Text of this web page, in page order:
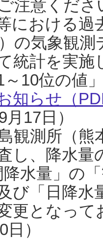
注意くだ
における過
）の気象観
統計を実
～10位の値
知らせ（
17日）
観測所（熊
し、降水
降水量」の
び「日降
更となっ
）